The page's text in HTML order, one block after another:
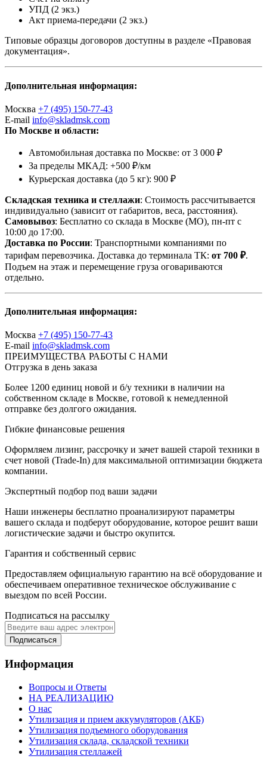
УПД (2 экз.)
Акт приема-передачи (2 экз.)
Типовые образцы договоров доступны в разделе «Правовая
документация».
Дополнительная информация:
Москва +7 (495) 150-77-43
E-mail info@skladmsk.com
По Москве и области:
Автомобильная доставка по Москве: от 3 000 ₽
За пределы МКАД: +500 ₽/км
Курьерская доставка (до 5 кг): 900 ₽
Складская техника и стеллажи: Стоимость рассчитывается
индивидуально (зависит от габаритов, веса, расстояния).
Самовывоз: Бесплатно со склада в Москве (МО), пн-пт с
10:00 до 17:00.
Доставка по России: Транспортными компаниями по
тарифам перевозчика. Доставка до терминала ТК: от 700 ₽.
Подъем на этаж и перемещение груза оговариваются
отдельно.
Дополнительная информация:
Москва +7 (495) 150-77-43
E-mail info@skladmsk.com
ПРЕИМУЩЕСТВА РАБОТЫ С НАМИ
Отгрузка в день заказа
Более 1200 единиц новой и б/у техники в наличии на
собственном складе в Москве, готовой к немедленной
отправке без долгого ожидания.
Гибкие финансовые решения
Оформляем лизинг, рассрочку и зачет вашей старой техники в
счет новой (Trade-In) для максимальной оптимизации бюджета
компании.
Экспертный подбор под ваши задачи
Наши инженеры бесплатно проанализируют параметры
вашего склада и подберут оборудование, которое решит ваши
логистические задачи и быстро окупится.
Гарантия и собственный сервис
Предоставляем официальную гарантию на всё оборудование и
обеспечиваем оперативное техническое обслуживание с
выездом по всей России.
Подписаться на рассылку
Подписаться
Информация
Вопросы и Ответы
НА РЕАЛИЗАЦИЮ
О нас
Утилизация и прием аккумуляторов (АКБ)
Утилизация подъемного оборудования
Утилизация склада, складской техники
Утилизация стеллажей